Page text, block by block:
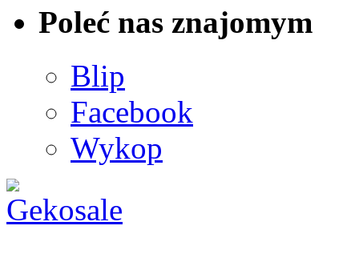
Poleć nas znajomym
Blip
Facebook
Wykop